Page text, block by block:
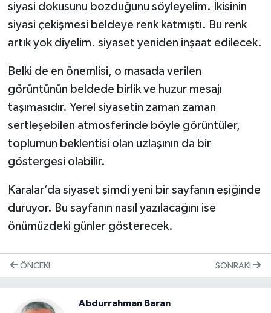
siyasi dokusunu bozduğunu söyleyelim. İkisinin
siyasi çekişmesi beldeye renk katmıştı. Bu renk
artık yok diyelim. siyaset yeniden inşaat edilecek.
Belki de en önemlisi, o masada verilen
görüntünün beldede birlik ve huzur mesajı
taşımasıdır. Yerel siyasetin zaman zaman
sertleşebilen atmosferinde böyle görüntüler,
toplumun beklentisi olan uzlaşının da bir
göstergesi olabilir.
Karalar’da siyaset şimdi yeni bir sayfanın eşiğinde
duruyor. Bu sayfanın nasıl yazılacağını ise
önümüzdeki günler gösterecek.
ÖNCEKI SONRAKI
Abdurrahman Baran